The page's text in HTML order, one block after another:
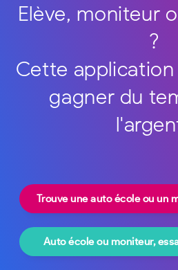
Elève, moniteur
?
Cette application
gagner du
Trouve une auto école ou un
Auto école ou moniteur,